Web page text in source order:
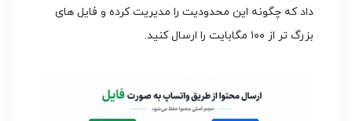
داد که چگونه این محدودیت را مدیریت کرده و فایل های
بزرگ تر از ۱۰۰ مگابایت را ارسال کنید.